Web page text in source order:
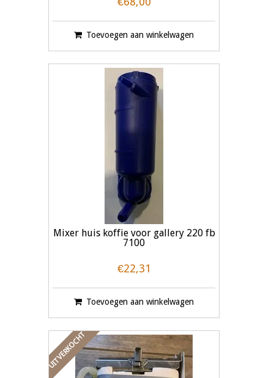
Toevoegen aan winkelwagen
Mixer huis koffie voor gallery 220 fb
7100
€22,31
Toevoegen aan winkelwagen
UITVERKOCHT